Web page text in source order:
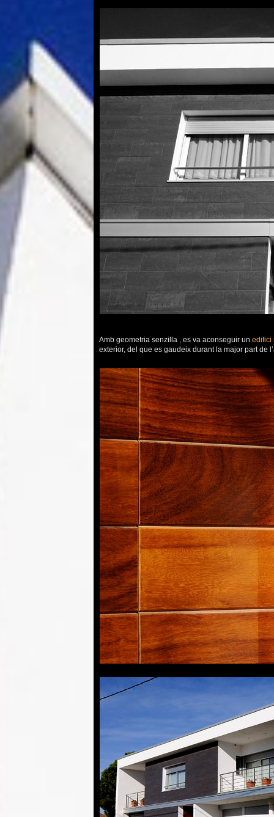
Amb geometria senzilla , es va aconseguir un edifici
exterior, del que es gaudeix durant la major part de